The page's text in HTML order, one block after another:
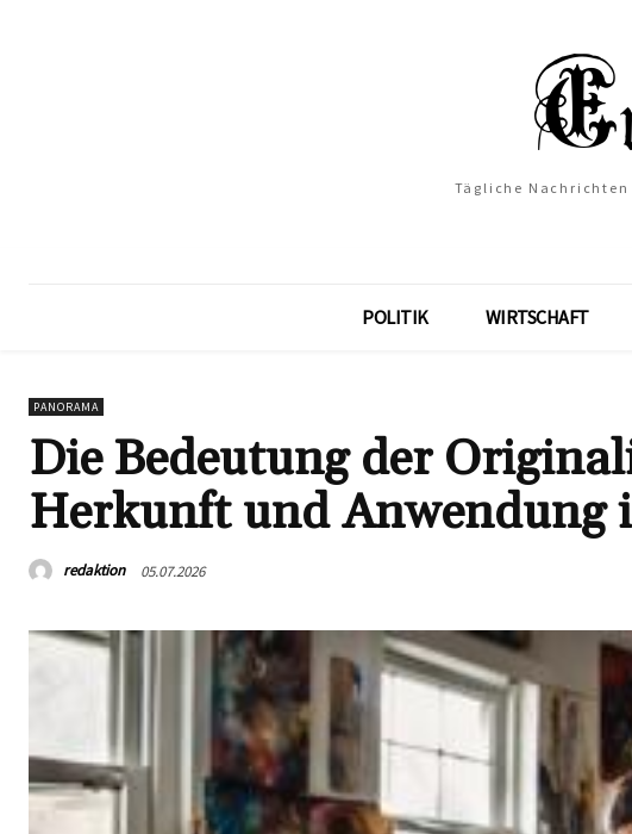
Tägliche
POLITIK WIRTSCHAFT
PANORAMA
Die Bedeutung der
Herkunft und Anwendung
redaktion 05.07.2026